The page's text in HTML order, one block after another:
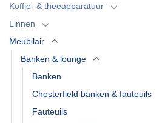
Koffie- & theeapparatuur
Linnen
Meubilair
Banken & lounge
Banken
Chesterfield banken & fauteuils
Fauteuils